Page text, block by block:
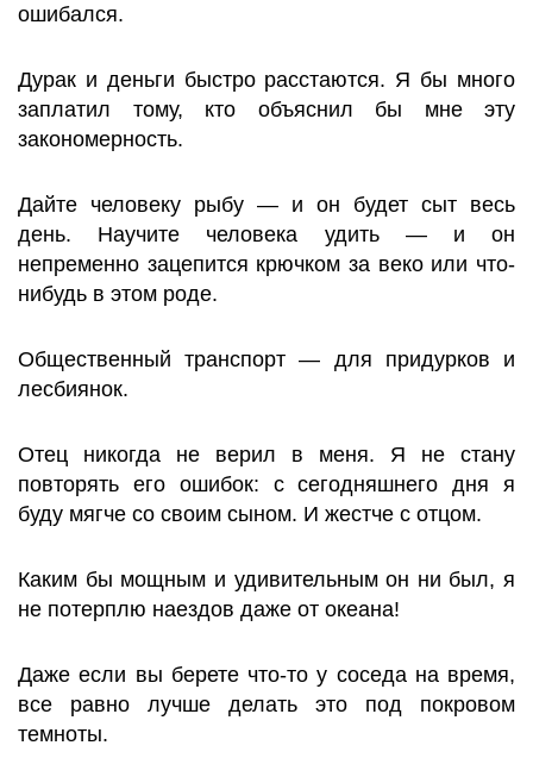
ошибался.
Дурак и деньги быстро расстаются. Я бы много
заплатил тому, кто объяснил бы мне эту
закономерность.
Дайте человеку рыбу — и он будет сыт весь
день. Научите человека удить — и он
непременно зацепится крючком за веко или что-
нибудь в этом роде.
Общественный транспорт — для придурков и
лесбиянок.
Отец никогда не верил в меня. Я не стану
повторять его ошибок: с сегодняшнего дня я
буду мягче со своим сыном. И жестче с отцом.
Каким бы мощным и удивительным он ни был, я
не потерплю наездов даже от океана!
Даже если вы берете что-то у соседа на время,
все равно лучше делать это под покровом
темноты.